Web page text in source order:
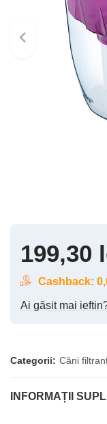
199,30
Cashback:
Ai găsit mai
Categorii: Căni
INFORMAȚII